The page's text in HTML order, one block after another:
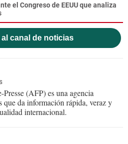
el Congreso de EEUU que analiza
al canal de noticias
(AFP) es una agencia
que da información rápida, veraz y
internacional.